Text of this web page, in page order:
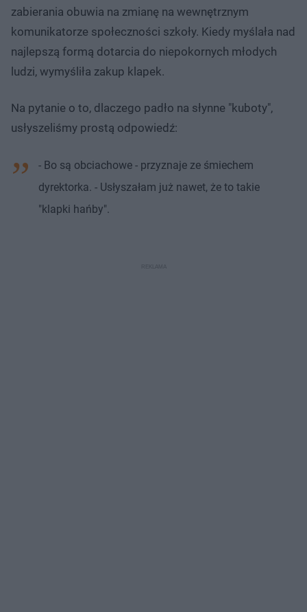
zabierania obuwia na zmianę na wewnętrznym
komunikatorze społeczności szkoły. Kiedy myślała nad
najlepszą formą dotarcia do niepokornych młodych
ludzi, wymyśliła zakup klapek.
Na pytanie o to, dlaczego padło na słynne "kuboty",
usłyszeliśmy prostą odpowiedź:
- Bo są obciachowe - przyznaje ze śmiechem
dyrektorka. - Usłyszałam już nawet, że to takie
"klapki hańby".